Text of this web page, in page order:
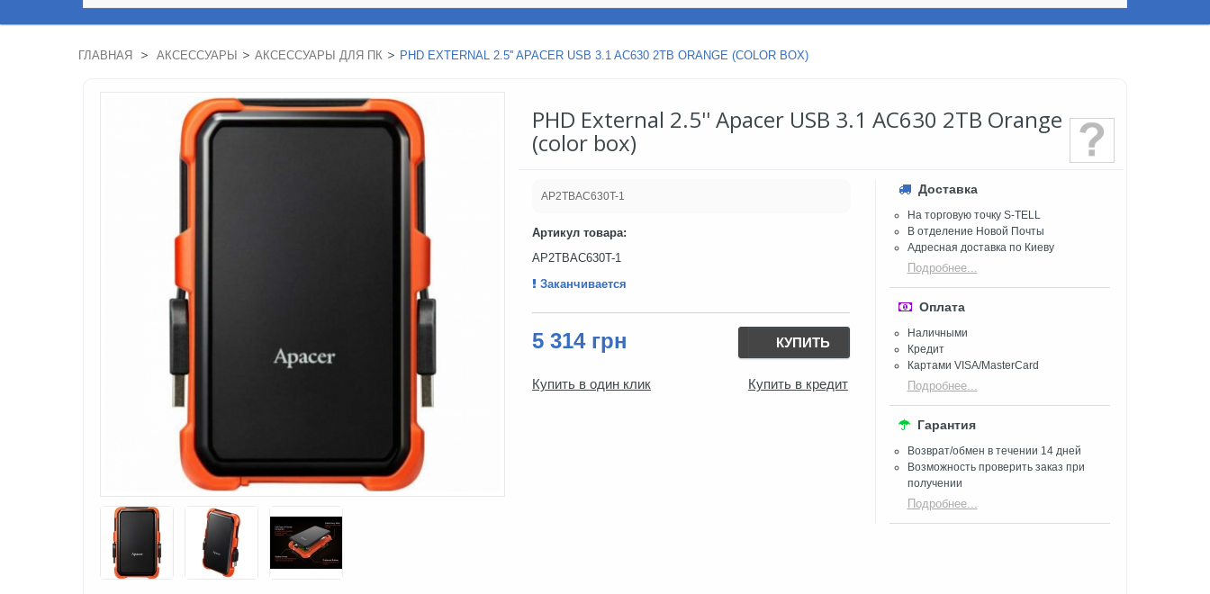
ГЛАВНАЯ > АКСЕССУАРЫ > АКСЕССУАРЫ ДЛЯ ПК > PHD EXTERNAL 2.5'' APACER USB 3.1 AC630 2TB ORANGE (COLOR BOX)
PHD External 2.5'' Apacer USB 3.1 AC630 2TB Orange
(color box)
AP2TBAC630T-1
Артикул товара:
AP2TBAC630T-1
Заканчивается
5 314 грн КУПИТЬ
Купить в один клик Купить в кредит
Доставка
На торговую точку S-TELL
В отделение Новой Почты
Адресная доставка по Киеву
Подробнее...
Оплата
Наличными
Кредит
Картами VISA/MasterCard
Подробнее...
Гарантия
Возврат/обмен в течении 14 дней
Возможность проверить заказ при
получении​
Подробнее...